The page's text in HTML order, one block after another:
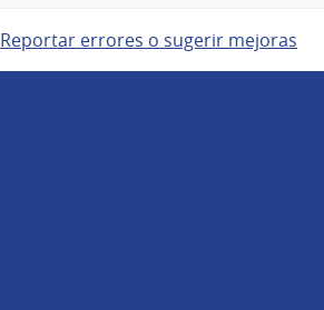
Reportar errores o sugerir mejoras